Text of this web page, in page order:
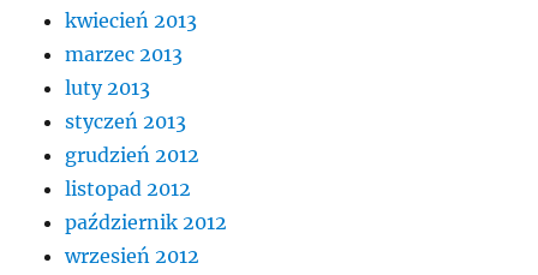
kwiecień 2013
marzec 2013
luty 2013
styczeń 2013
grudzień 2012
listopad 2012
październik 2012
wrzesień 2012